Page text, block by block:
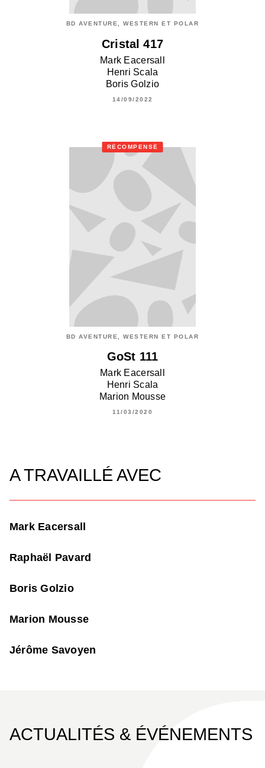
BD AVENTURE, WESTERN ET POLAR
Cristal 417
Mark Eacersall
Henri Scala
Boris Golzio
14/09/2022
RÉCOMPENSÉ
BD AVENTURE, WESTERN ET POLAR
GoSt 111
Mark Eacersall
Henri Scala
Marion Mousse
11/03/2020
A TRAVAILLÉ AVEC
Mark Eacersall
Raphaël Pavard
Boris Golzio
Marion Mousse
Jérôme Savoyen
ACTUALITÉS & ÉVÉNEMENTS